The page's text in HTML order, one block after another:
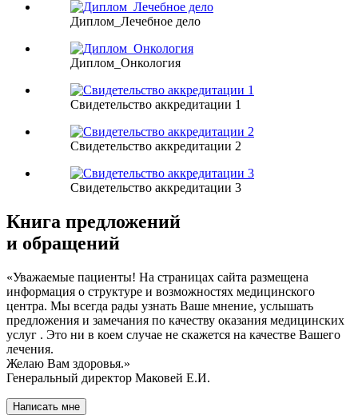
Диплом_Лечебное дело
Диплом_Онкология
Свидетельство аккредитации 1
Свидетельство аккредитации 2
Свидетельство аккредитации 3
Книга предложений
и обращений
«Уважаемые пациенты! На страницах сайта размещена
информация о структуре и возможностях медицинского
центра. Мы всегда рады узнать Ваше мнение, услышать
предложения и замечания по качеству оказания медицинских
услуг . Это ни в коем случае не скажется на качестве Вашего
лечения.
Желаю Вам здоровья.»
Генеральный директор Маковей Е.И.
Написать мне